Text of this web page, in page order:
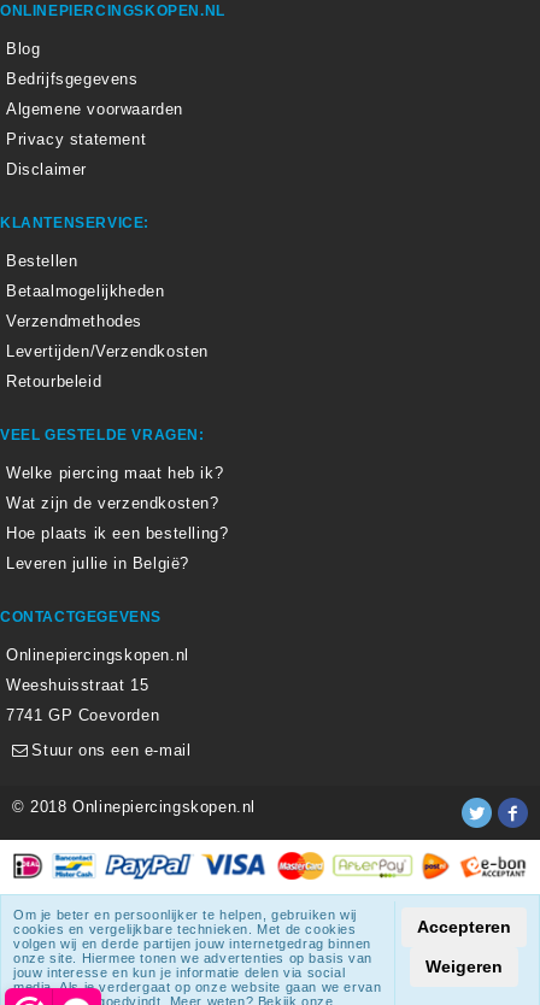
ONLINEPIERCINGSKOPEN.NL
Blog
Bedrijfsgegevens
Algemene voorwaarden
Privacy statement
Disclaimer
KLANTENSERVICE:
Bestellen
Betaalmogelijkheden
Verzendmethodes
Levertijden/Verzendkosten
Retourbeleid
VEEL GESTELDE VRAGEN:
Welke piercing maat heb ik?
Wat zijn de verzendkosten?
Hoe plaats ik een bestelling?
Leveren jullie in België?
CONTACTGEGEVENS
Onlinepiercingskopen.nl
Weeshuisstraat 15
7741 GP Coevorden
Stuur ons een e-mail
© 2018 Onlinepiercingskopen.nl
Alle weergegeven prijzen zijn inclusief 21% BTW.
Onlinepiercingskopen.nlkrijgt een beoordeling
1807beoordelingen.
Om je beter en persoonlijker te helpen, gebruiken wij
cookies en vergelijkbare technieken. Met de cookies
volgen wij en derde partijen jouw internetgedrag binnen
onze site. Hiermee tonen we advertenties op basis van
jouw interesse en kun je informatie delen via social
media. Als je verdergaat op onze website gaan we ervan
uit dat je dat goedvindt. Meer weten? Bekijk onze
Accepteren
Weigeren